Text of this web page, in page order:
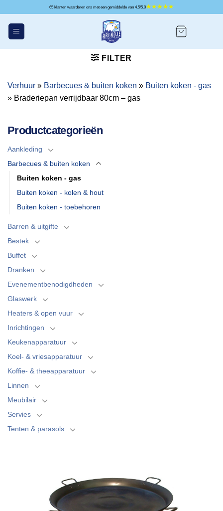
inhoud
65 klanten waarderen ons met een gemiddelde van 4.5/5.0
FILTER
Verhuur » Barbecues & buiten koken » Buiten koken - gas
» Braderiepan verrijdbaar 80cm – gas
Productcategorieën
Aankleding
Barbecues & buiten koken
Buiten koken - gas
Buiten koken - kolen & hout
Buiten koken - toebehoren
Barren & uitgifte
Bestek
Buffet
Dranken
Evenementbenodigdheden
Glaswerk
Heaters & open vuur
Inrichtingen
Keukenapparatuur
Koel- & vriesapparatuur
Koffie- & theeapparatuur
Linnen
Meubilair
Servies
Tenten & parasols